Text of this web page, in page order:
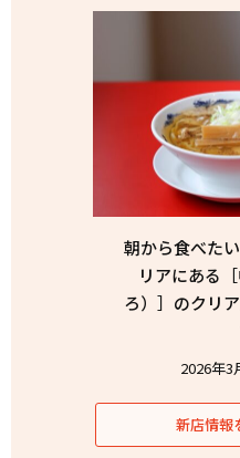
朝から食べた
リアにある
ろ）］のクリ
2026年3
新店情報